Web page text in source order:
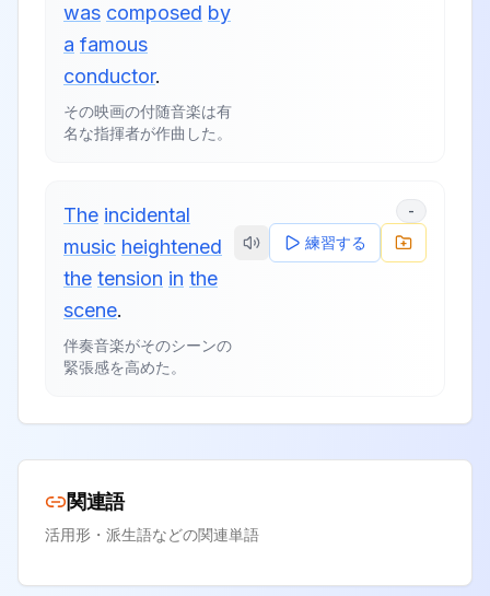
was composed by
a famous
conductor.
その映画の付随音楽は有
名な指揮者が作曲した。
The incidental
music heightened
the tension in the
scene.
伴奏音楽がそのシーンの
緊張感を高めた。
-
練習する
関連語
活用形・派生語などの関連単語